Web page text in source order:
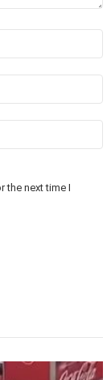
the next time I